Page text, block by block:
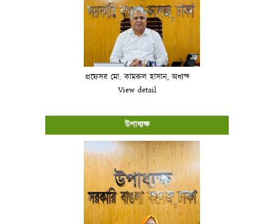
প্রফেসর মো. কামরুল হাসান, অধ্যক্ষ
View detail
উপাধ্যক্ষ